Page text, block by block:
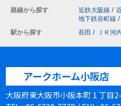
路線から探す
近鉄大阪線 /
地下鉄谷町線 /
駅から探す
長田 / ＪＲ河
アークホーム小阪店
大阪府東大阪市小阪本町１丁目